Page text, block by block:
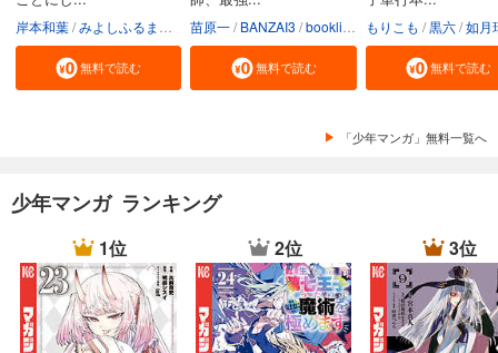
岸本和葉 みよしふるまち booklistaSTUDIO
無料で読む
苗原一 BANZAI3 booklistaSTUDIO
無料で読む
もりこも 黒六 如月
無料で読む
「少年マンガ」無料一覧へ
少年マンガ ランキング
1位 2位 3位